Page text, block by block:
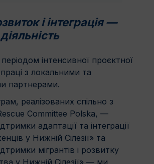
і інтеграція —
інтенсивної проєктної
з локальними та
партнерами.
реалізованих спільно з
Committee Polska, —
адаптації та інтеграції
у Нижній Сілезії» та
мігрантів і розвитку